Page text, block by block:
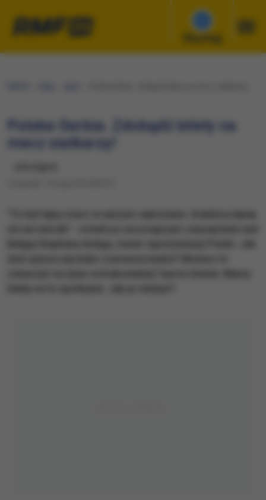
Słuchaj
Polska-Serbia. Zdobądź bilety na
mecz siatkarzy!